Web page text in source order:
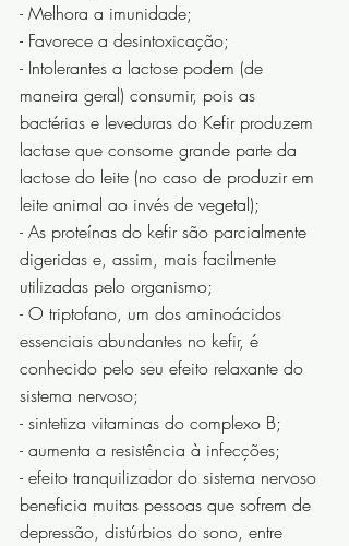
- Melhora a imunidade;
- Favorece a desintoxicação;
- Intolerantes a lactose podem (de
maneira geral) consumir, pois as
bactérias e leveduras do Kefir produzem
lactase que consome grande parte da
lactose do leite (no caso de produzir em
leite animal ao invés de vegetal);
- As proteínas do kefir são parcialmente
digeridas e, assim, mais facilmente
utilizadas pelo organismo;
- O triptofano, um dos aminoácidos
essenciais abundantes no kefir, é
conhecido pelo seu efeito relaxante do
sistema nervoso;
- sintetiza vitaminas do complexo B;
- aumenta a resistência à infecções;
- efeito tranquilizador do sistema nervoso
beneficia muitas pessoas que sofrem de
depressão, distúrbios do sono, entre